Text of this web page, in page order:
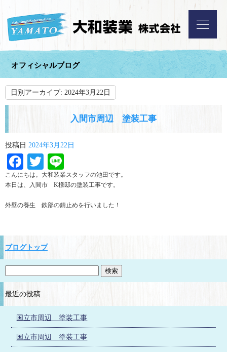
オフィシャルブログ
日別アーカイブ: 2024年3月22日
入間市周辺 塗装工事
投稿日 2024年3月22日
Facebook
Twitter
こんにちは。大和装業スタッフの池田です。
本日は、入間市 K様邸の塗装工事です。
外壁の養生 鉄部の錆止めを行いました！
ブログトップ
最近の投稿
国立市周辺 塗装工事
国立市周辺 塗装工事